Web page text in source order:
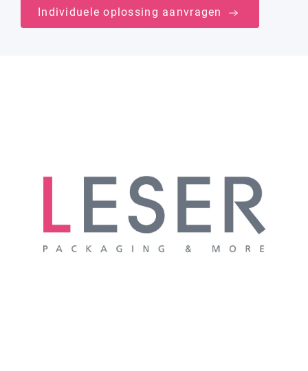
Individuele oplossing aanvragen